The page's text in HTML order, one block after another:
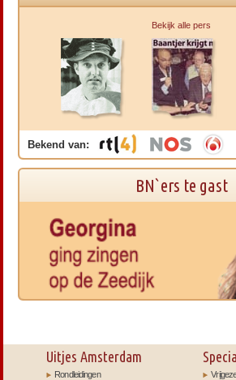
Bekijk alle pers
Bekend van:
BN`ers te gast
Uitjes Amsterdam
Rondleidingen